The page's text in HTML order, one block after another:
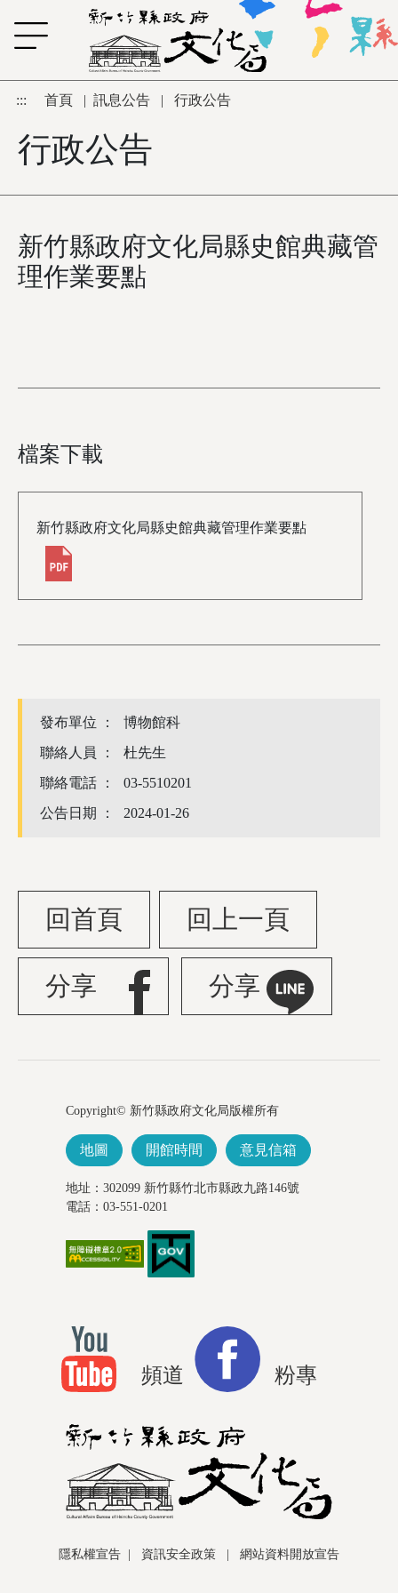
跳到主要內容區塊
::: 首頁 | 訊息公告 | 行政公告
行政公告
新竹縣政府文化局縣史館典藏管
理作業要點
檔案下載
新竹縣政府文化局縣史館典藏管理作業要點
發布單位 ：
博物館科
聯絡人員 ：
杜先生
聯絡電話 ：
03-5510201
公告日期 ：
2024-01-26
回首頁 回上一頁
分享 分享
Copyright© 新竹縣政府文化局版權所有
地圖 開館時間 意見信箱
地址：302099 新竹縣竹北市縣政九路146號
電話：03-551-0201
隱私權宣告 資訊安全政策 網站資料開放宣告
頻道 粉專